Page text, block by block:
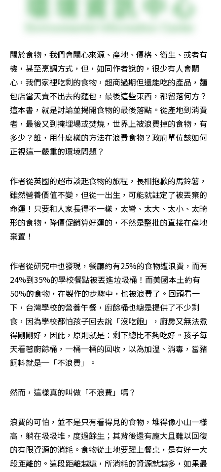
關於食物，我們會關心來源、產地、價格、衛生、或者有
機，甚至烹調方式，但，如同作者說的，很少有人會關
心，我們家裡吃剩的食物，超商過期但還能吃的產品，麵
包店當天賣不出去的麵包，最後這些東西，都留落何方？
這本書，就是討論並揭開食物的最後落點。從產地到消費
者，最後又到掩埋場或焚燒，世界上被浪費掉的食物，有
多少？誰，用什麼樣的方法在浪費食物？政府單位該如何
正視這一嚴重的環境問題？
作者從英國的超市談起食物的旅程，長相抱歉的馬鈴薯，
雖然營養價值不變，但從一出生，可能就註定了被丟棄的
命運！只要和人家長得不一樣，太彎、太大、太小、太畸
形的食物，降價促銷算好運的，不然是整批的直接在產地
棄置！
作者從研究中也發現，餐廳約有25%的食物遭浪費，而有
24%到35%的學校餐點被丟進垃圾桶！而美國本土約有
50%的食物，在製作的步驟中，也被浪費了。回頭看一
下，台灣學校的營養午餐，廚餘桶也總是提供了不少剩
食，因為學校都怕孩子回去說「沒吃飽」，廚房又無法煮
得剛剛好，因此，原則就是：剩下總比不夠吃好。孩子每
天看著廚餘桶，一桶一桶的回收，以為加溫、消毒，當豬
飼料就是─「不浪費」。
然而，這樣真的叫做「不浪費」嗎？
浪費的可怕，並不是只有看得見的食物，堆得像小山一樣
高，躺在圾圾堆，度過餘生；其背後還有龐大且難以回復
的有限資源的消耗。食物從土地要躍上餐桌，是有好一大
段距離的。這段距離越遠，所消耗的資源就越多，如果最